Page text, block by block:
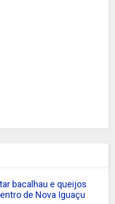
bacalhau e queijos
de Nova Iguaçu